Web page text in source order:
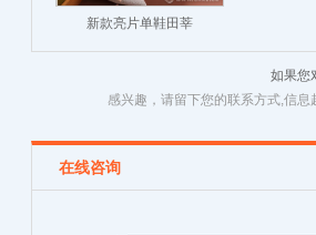
新款亮片单鞋田莘
honeyGIRL单鞋
如果您
感兴趣，请留下您的联系方式,信
在线咨询